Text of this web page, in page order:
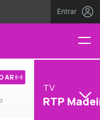
Entrar
AR
TV
RTP